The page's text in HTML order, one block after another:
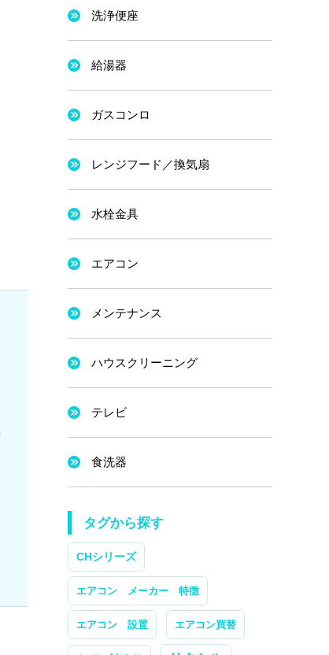
洗浄便座
給湯器
ガスコンロ
レンジフード／換気扇
水栓金具
エアコン
メンテナンス
ハウスクリーニング
テレビ
食洗器
タグから探す
CHシリーズ
エアコン メーカー 特徴
エアコン 設置 エアコン買替